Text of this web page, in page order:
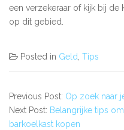
een verzekeraar of kijk bij de
op dit gebied.
Posted in Geld Tips
Previous Post: Op zoek naar
Next Post: Belangrijke tips
barkoelkast kopen